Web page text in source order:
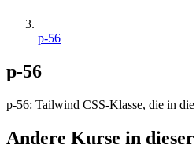
p-56
p-56
p-56: Tailwind CSS-Klasse, die in
Andere Kurse in